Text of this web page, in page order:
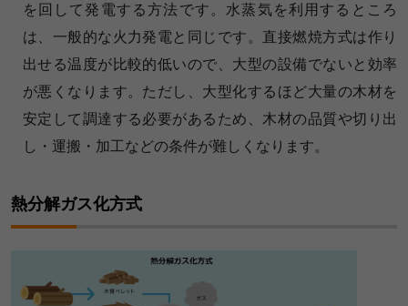
を回して発電する方法です。水蒸気を利用するところ
は、一般的な火力発電と同じです。直接燃焼方式は作り
出せる温度が比較的低いので、大型の設備でないと効率
が悪くなります。ただし、大型化するほど大量の木材を
安定して調達する必要があるため、木材の品質や切り出
し・運搬・加工などの条件が難しくなります。
熱分解ガス化方式